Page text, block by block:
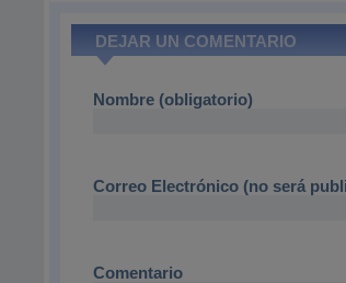
DEJAR UN COMENTARIO
Nombre (obligatorio)
Correo Electrónico (no será
Comentario